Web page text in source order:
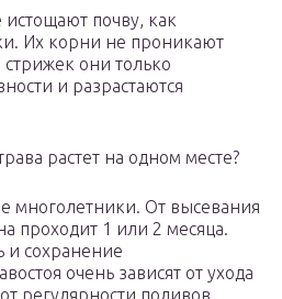
почву, как
Их корни не проникают
стрижек они только
и разрастаются
растет на одном месте?
многолетники. От высевания
проходит 1 или 2 месяца.
и сохранение
очень зависят от ухода
регулярности поливов,